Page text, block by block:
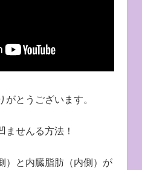
とうございます。
せんる方法！
）と内臓脂肪（内側）が